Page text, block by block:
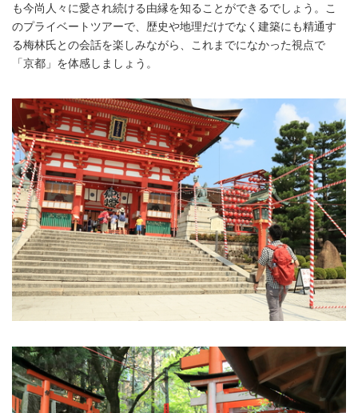
も今尚人々に愛され続ける由縁を知ることができるでしょう。こ
のプライベートツアーで、歴史や地理だけでなく建築にも精通す
る梅林氏との会話を楽しみながら、これまでになかった視点で
「京都」を体感しましょう。